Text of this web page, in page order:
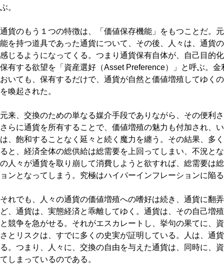
ぶ。
通貨のもう１つの特徴は、「価値保存機能」をもつことだ。
能を持つ道具であった通貨について、その後、人々は、通貨
感じるようになってくる。つまり通貨保有自体が、自己目的
保有する欲望を「資産選好（Asset Preference）」と呼ぶ。
おいても、保有するだけで、通貨が自然と価値増殖してゆく
を喚起された。
元来、交換のための単なる媒介手段でありながら、その便利
さらに通貨を所有することで、価値増殖の魅力も付加され、
は、飽和することなく延々と続く魔力を纏う。その結果、多
ると、経済全体の総供給は総需要を上回ってしまい、不況と
の人々が通貨を取り崩して消費しようと欲すれば、総需要は
ョンとなってしまう。究極はハイパーインフレーションに陥
それでも、人々の通貨の価値増殖への嗜好は続き、通貨に翻
ど、通貨は、実態経済と乖離してゆく。通貨は、その自己増
と競争を急がせる。それがエスカレートし、挙句の果てに、
さとリスクは、すでに多くの史実が証明している。人は、通
る。つまり、人々に、交換の自由を与えた通貨は、同時に、
てしまっているのである。